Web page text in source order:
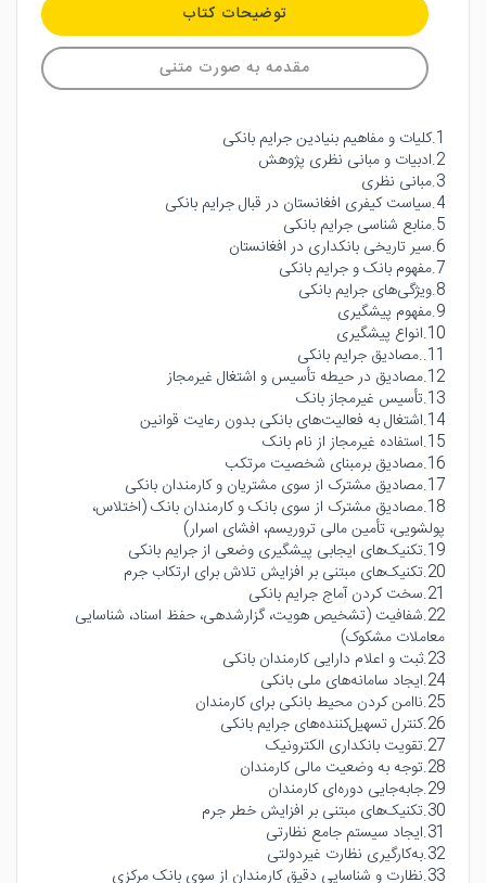
توضیحات کتاب
مقدمه به صورت متنی
1.کلیات و مفاهیم بنیادین جرایم بانکی
2.ادبیات و مبانی نظری پژوهش
3.مبانی نظری
4.سیاست کیفری افغانستان در قبال جرایم بانکی
5.منابع شناسی جرایم بانکی
6.سیر تاریخی بانکداری در افغانستان
7.مفهوم بانک و جرایم بانکی
8.ویژگی‌های جرایم بانکی
9.مفهوم پیشگیری
10.انواع پیشگیری
11..مصادیق جرایم بانکی
12.مصادیق در حیطه تأسیس و اشتغال غیرمجاز
13.تأسیس غیرمجاز بانک
14.اشتغال به فعالیت‌های بانکی بدون رعایت قوانین
15.استفاده غیرمجاز از نام بانک
16.مصادیق برمبنای شخصیت مرتکب
17.مصادیق مشترک از سوی مشتریان و کارمندان بانکی
18.مصادیق مشترک از سوی بانک و کارمندان بانک (اختلاس،
پولشویی، تأمین مالی تروریسم، افشای اسرار)
19.تکنیک‌های ایجابی پیشگیری وضعی از جرایم بانکی
20.تکنیک‌های مبتنی بر افزایش تلاش برای ارتکاب جرم
21.سخت کردن آماج جرایم بانکی
22.شفافیت (تشخیص هویت، گزارشدهی، حفظ اسناد، شناسایی
معاملات مشکوک)
23.ثبت و اعلام دارایی کارمندان بانکی
24.ایجاد سامانه‌های ملی بانکی
25.ناامن کردن محیط بانکی برای کارمندان
26.کنترل تسهیل‌کننده‌های جرایم بانکی
27.تقویت بانکداری الکترونیک
28.توجه به وضعیت مالی کارمندان
29.جابه‌جایی دوره‌ای کارمندان
30.تکنیک‌های مبتنی بر افزایش خطر جرم
31.ایجاد سیستم جامع نظارتی
32.به‌کارگیری نظارت غیردولتی
33.نظارت و شناسایی دقیق کارمندان از سوی بانک مرکزی